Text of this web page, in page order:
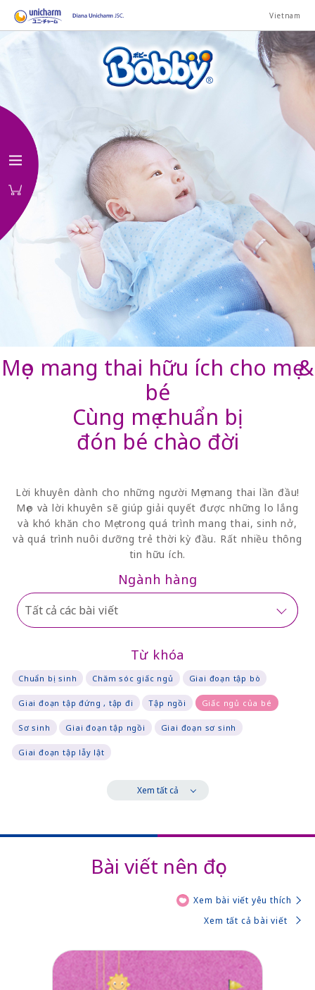
Vietnam
Mẹo mang thai hữu ích cho mẹ &
bé
Cùng mẹ chuẩn bị
đón bé chào đời
Lời khuyên dành cho những người Mẹ mang thai lần đầu!
Mẹo và lời khuyên sẽ giúp giải quyết được những lo lắng
và khó khăn cho Mẹ trong quá trình mang thai, sinh nở,
và quá trình nuôi dưỡng trẻ thời kỳ đầu. Rất nhiều thông
tin hữu ích.
Ngành hàng
Từ khóa
Chuẩn bị sinh Chăm sóc giấc ngủ Giai đoạn tập bò
Giai đoạn tập đứng , tập đi Tập ngồi Giấc ngủ của bé
Sơ sinh Giai đoạn tập ngồi Giai đoạn sơ sinh
Giai đoạn tập lẫy lật
Xem tất cả
Bài viết nên đọc
Xem bài viết yêu thích
Xem tất cả bài viết